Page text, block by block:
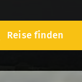
Reise finden